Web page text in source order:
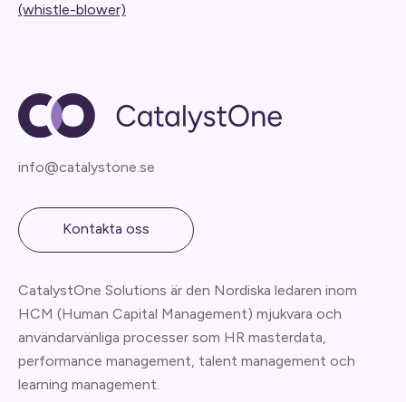
(whistle-blower)
info@catalystone.se
Kontakta oss
CatalystOne Solutions är den Nordiska ledaren inom
HCM (Human Capital Management) mjukvara och
användarvänliga processer som HR masterdata,
performance management, talent management och
learning management.